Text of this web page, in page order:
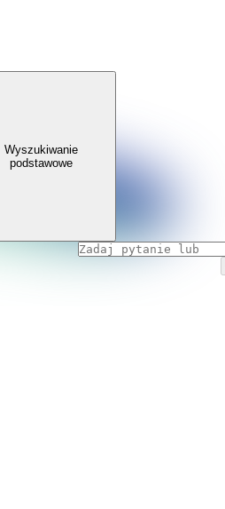
Wyszukiwanie
podstawowe